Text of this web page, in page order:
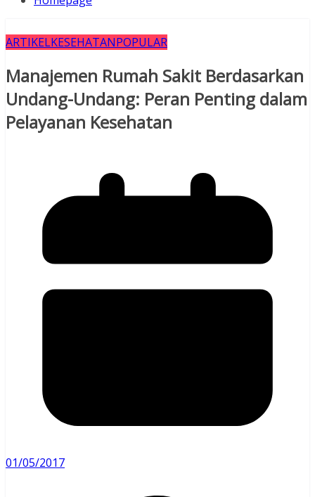
ARTIKELKESEHATANPOPULAR
Manajemen Rumah Sakit Berdasarkan
Undang-Undang: Peran Penting dalam
Pelayanan Kesehatan
01/05/2017